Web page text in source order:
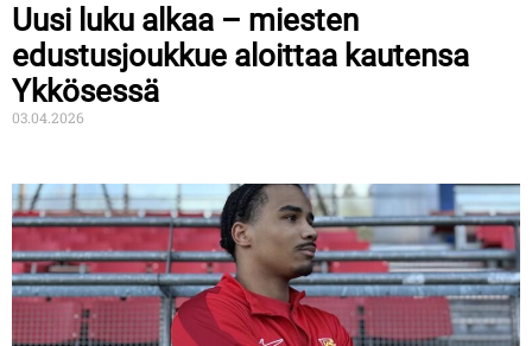
Uusi luku alkaa – miesten
edustusjoukkue aloittaa kautensa
Ykkösessä
03.04.2026